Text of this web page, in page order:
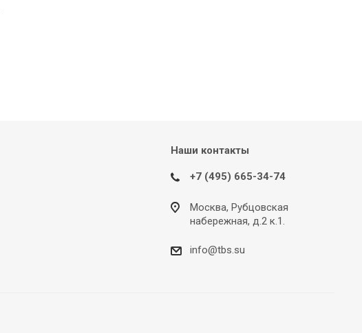
Наши контакты
+7 (495) 665-34-74
Москва, Рубцовская
набережная, д.2 к.1.
info@tbs.su